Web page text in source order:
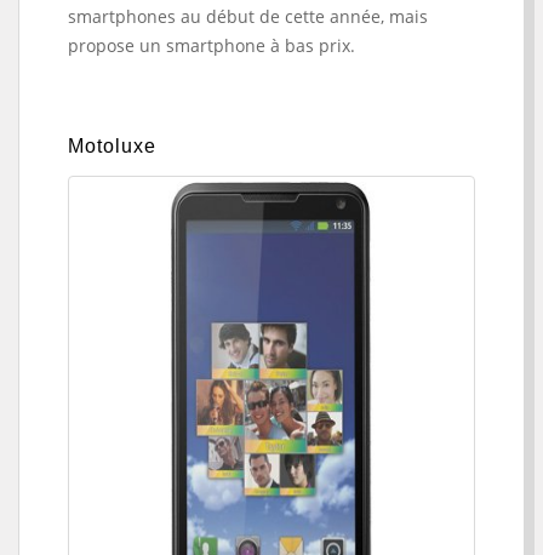
smartphones au début de cette année, mais
propose un smartphone à bas prix.
Motoluxe